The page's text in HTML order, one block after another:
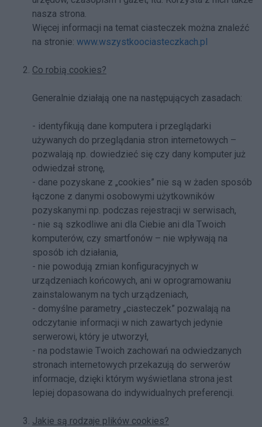
nasza strona.
Więcej informacji na temat ciasteczek można znaleźć
na stronie: www.wszystkoociasteczkach.pl
Co robią cookies?
Generalnie działają one na następujących zasadach:
- identyfikują dane komputera i przeglądarki
używanych do przeglądania stron internetowych –
pozwalają np. dowiedzieć się czy dany komputer już
odwiedzał stronę,
- dane pozyskane z „cookies” nie są w żaden sposób
łączone z danymi osobowymi użytkowników
pozyskanymi np. podczas rejestracji w serwisach,
- nie są szkodliwe ani dla Ciebie ani dla Twoich
komputerów, czy smartfonów – nie wpływają na
sposób ich działania,
- nie powodują zmian konfiguracyjnych w
urządzeniach końcowych, ani w oprogramowaniu
zainstalowanym na tych urządzeniach,
- domyślne parametry „ciasteczek” pozwalają na
odczytanie informacji w nich zawartych jedynie
serwerowi, który je utworzył,
- na podstawie Twoich zachowań na odwiedzanych
stronach internetowych przekazują do serwerów
informacje, dzięki którym wyświetlana strona jest
lepiej dopasowana do indywidualnych preferencji.
Jakie są rodzaje plików cookies?